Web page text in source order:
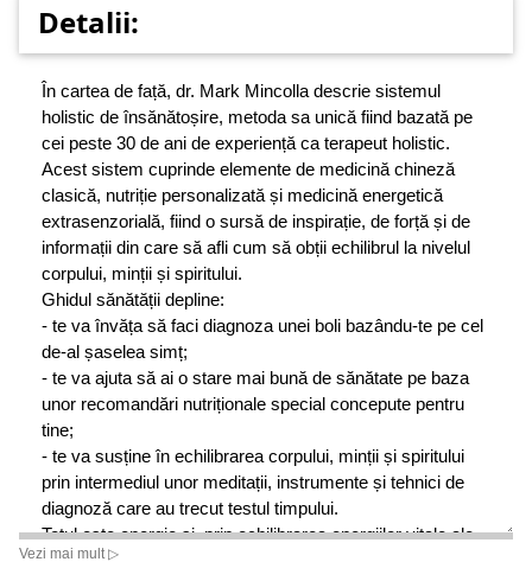
Detalii:
În cartea de față, dr. Mark Mincolla descrie sistemul
holistic de însănătoșire, metoda sa unică fiind bazată pe
cei peste 30 de ani de experiență ca terapeut holistic.
Acest sistem cuprinde elemente de medicină chineză
clasică, nutriție personalizată și medicină energetică
extrasenzorială, fiind o sursă de inspirație, de forță și de
informații din care să afli cum să obții echilibrul la nivelul
corpului, minții și spiritului.
Ghidul sănătății depline:
- te va învăța să faci diagnoza unei boli bazându-te pe cel
de-al șaselea simț;
- te va ajuta să ai o stare mai bună de sănătate pe baza
unor recomandări nutriționale special concepute pentru
tine;
- te va susține în echilibrarea corpului, minții și spiritului
prin intermediul unor meditații, instrumente și tehnici de
diagnoză care au trecut testul timpului.
Totul este energie și, prin echilibrarea energiilor vitale ale
corpului tău cu energiile corespunzătoare ale alimentelor,
Vezi mai mult ▷